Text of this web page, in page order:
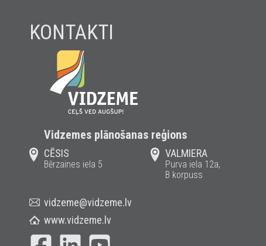
KONTAKTI
Vidzemes plānošanas reģions
CĒSIS
Bērzaines iela 5
VALMIERA
Purva iela 12a,
B korpuss
vidzeme@vidzeme.lv
www.vidzeme.lv